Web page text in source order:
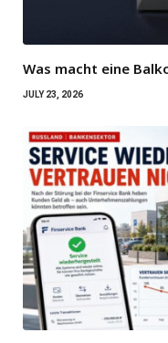
Was macht eine
JULY 23, 2026